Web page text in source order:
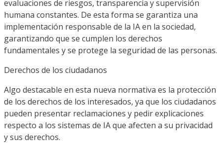
evaluaciones de riesgos, transparencia y supervisión
humana constantes. De esta forma se garantiza una
implementación responsable de la IA en la sociedad,
garantizando que se cumplen los derechos
fundamentales y se protege la seguridad de las personas.
Derechos de los ciudadanos
Algo destacable en esta nueva normativa es la protección
de los derechos de los interesados, ya que los ciudadanos
pueden presentar reclamaciones y pedir explicaciones
respecto a los sistemas de IA que afecten a su privacidad
y sus derechos.